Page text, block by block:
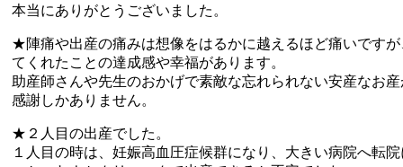
本当にありがとうございました。
★陣痛や出産の痛みは想像をはるかに越えるほど痛いです
てくれたことの達成感や幸福があります。
助産師さんや先生のおかげで素敵な忘れられない安産なお
感謝しかありません。
★２人目の出産でした。
１人目の時は、妊娠高血圧症候群になり、大きい病院へ転